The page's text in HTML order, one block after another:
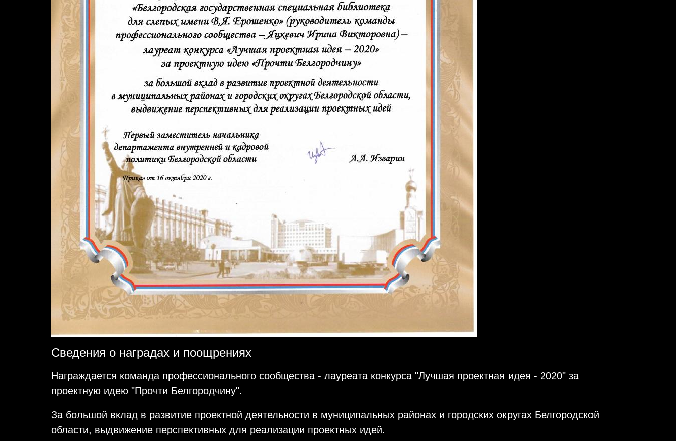
Сведения о наградах и поощрениях
Награждается команда профессионального сообщества - лауреата конкурса "Лучшая проектная идея - 2020" за
проектную идею "Прочти Белгородчину".
За большой вклад в развитие проектной деятельности в муниципальных районах и городских округах Белгородской
области, выдвижение перспективных для реализации проектных идей.